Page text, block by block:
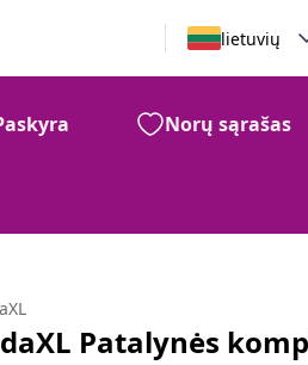
lietuvių
Norų sąrašas
Patalynės